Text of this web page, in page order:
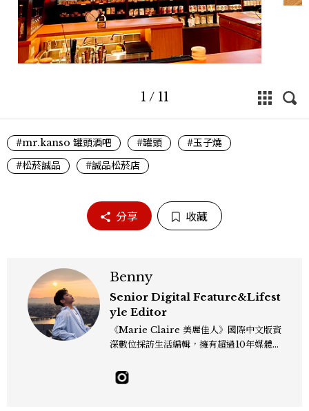
1 / 11
#mr.kanso 罐頭酒吧 #罐頭
#玉子燒
#松菸誠品
#誠品松菸店
分享 收藏
Benny
Senior Digital Feature&Lifest
yle Editor
《Marie Claire 美麗佳人》國際中文版資
深數位採訪生活編輯，擁有超過10年媒體與
飯店、奢華旅宿、旅遊景點、航空等領域，
另涉獵3C家電、居家生活範疇，具備實測